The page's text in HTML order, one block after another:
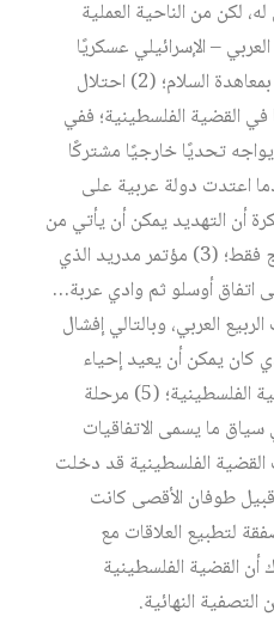
لكن من الناحية العملية
– الإسرائيلي عسكريًا
وسياسيًا وظلت مرتبطة رسميًا بمعاهدة السلام؛ (2) احتلال
في القضية الفلسطينية؛ ففي
تحديًا خارجيًا مشتركًا
اعتدت دولة عربية على
أن التهديد يمكن أن يأتي من
داخل النظام العربي لا من الخارج فقط؛ (3) مؤتمر مدريد الذي
اتفاق أوسلو ثم وادي عربة…
العربي، وبالتالي إفشال
كان يمكن أن يعيد إحياء
ارتباط الشعب العربي كله بالقضية الفلسطينية؛ (5) مرحلة
سياق ما يسمى الاتفاقيات
القضية الفلسطينية قد دخلت
التصفية فعلاً؛ (6) قبيل طوفان الأقصى كانت
لتطبيع العلاقات مع
أن القضية الفلسطينية
النهائية.